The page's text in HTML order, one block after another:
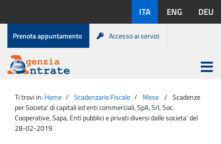
contenuto
disponibili:
ITA ENG DEU
Menu
di
servizio
Prenota appuntamento Accesso ai servizi
Agenzia
Entrate
Apri
menu
principale
Ti trovi in: Home Scadenzario Fiscale Mese
Scadenze
per Societa' di capitali ed enti commerciali, SpA, Srl, Soc.
Cooperative, Sapa, Enti pubblici e privati diversi dalle societa' del
28-02-2019